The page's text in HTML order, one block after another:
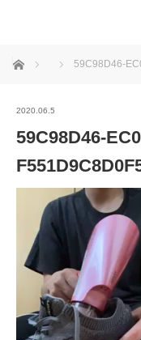
ホーム 59C98D46-
2020.06.5
59C98D46-